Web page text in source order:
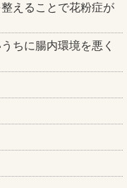
えることで花粉症が
ちに腸内環境を悪く